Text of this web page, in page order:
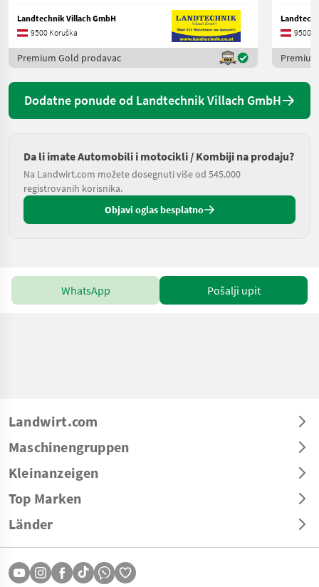
Landtechnik Villach GmbH
9500 Koruška
Premium Gold prodavac
9500
Dodatne ponude od Landtechnik Villach GmbH
Da li imate Automobili i motocikli / Kombiji na prodaju?
Na Landwirt.com možete dosegnuti više od 545.000
registrovanih korisnika.
Objavi oglas besplatno
WhatsApp Pošalji upit
Landwirt.com
Maschinengruppen
Kleinanzeigen
Top Marken
Länder